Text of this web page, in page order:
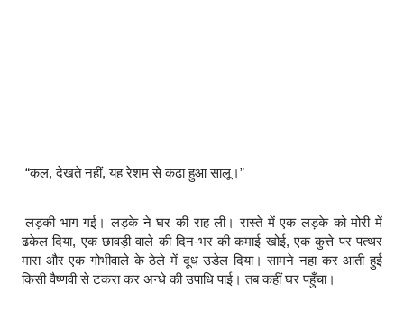
“कल, देखते नहीं, यह रेशम से कढा हुआ सालू।”
लड़की भाग गई। लड़के ने घर की राह ली। रास्ते में एक लड़के को मोरी में
ढकेल दिया, एक छावड़ी वाले की दिन-भर की कमाई खोई, एक कुत्ते पर पत्थर
मारा और एक गोभीवाले के ठेले में दूध उडेल दिया। सामने नहा कर आती हुई
किसी वैष्णवी से टकरा कर अन्धे की उपाधि पाई। तब कहीं घर पहुँचा।